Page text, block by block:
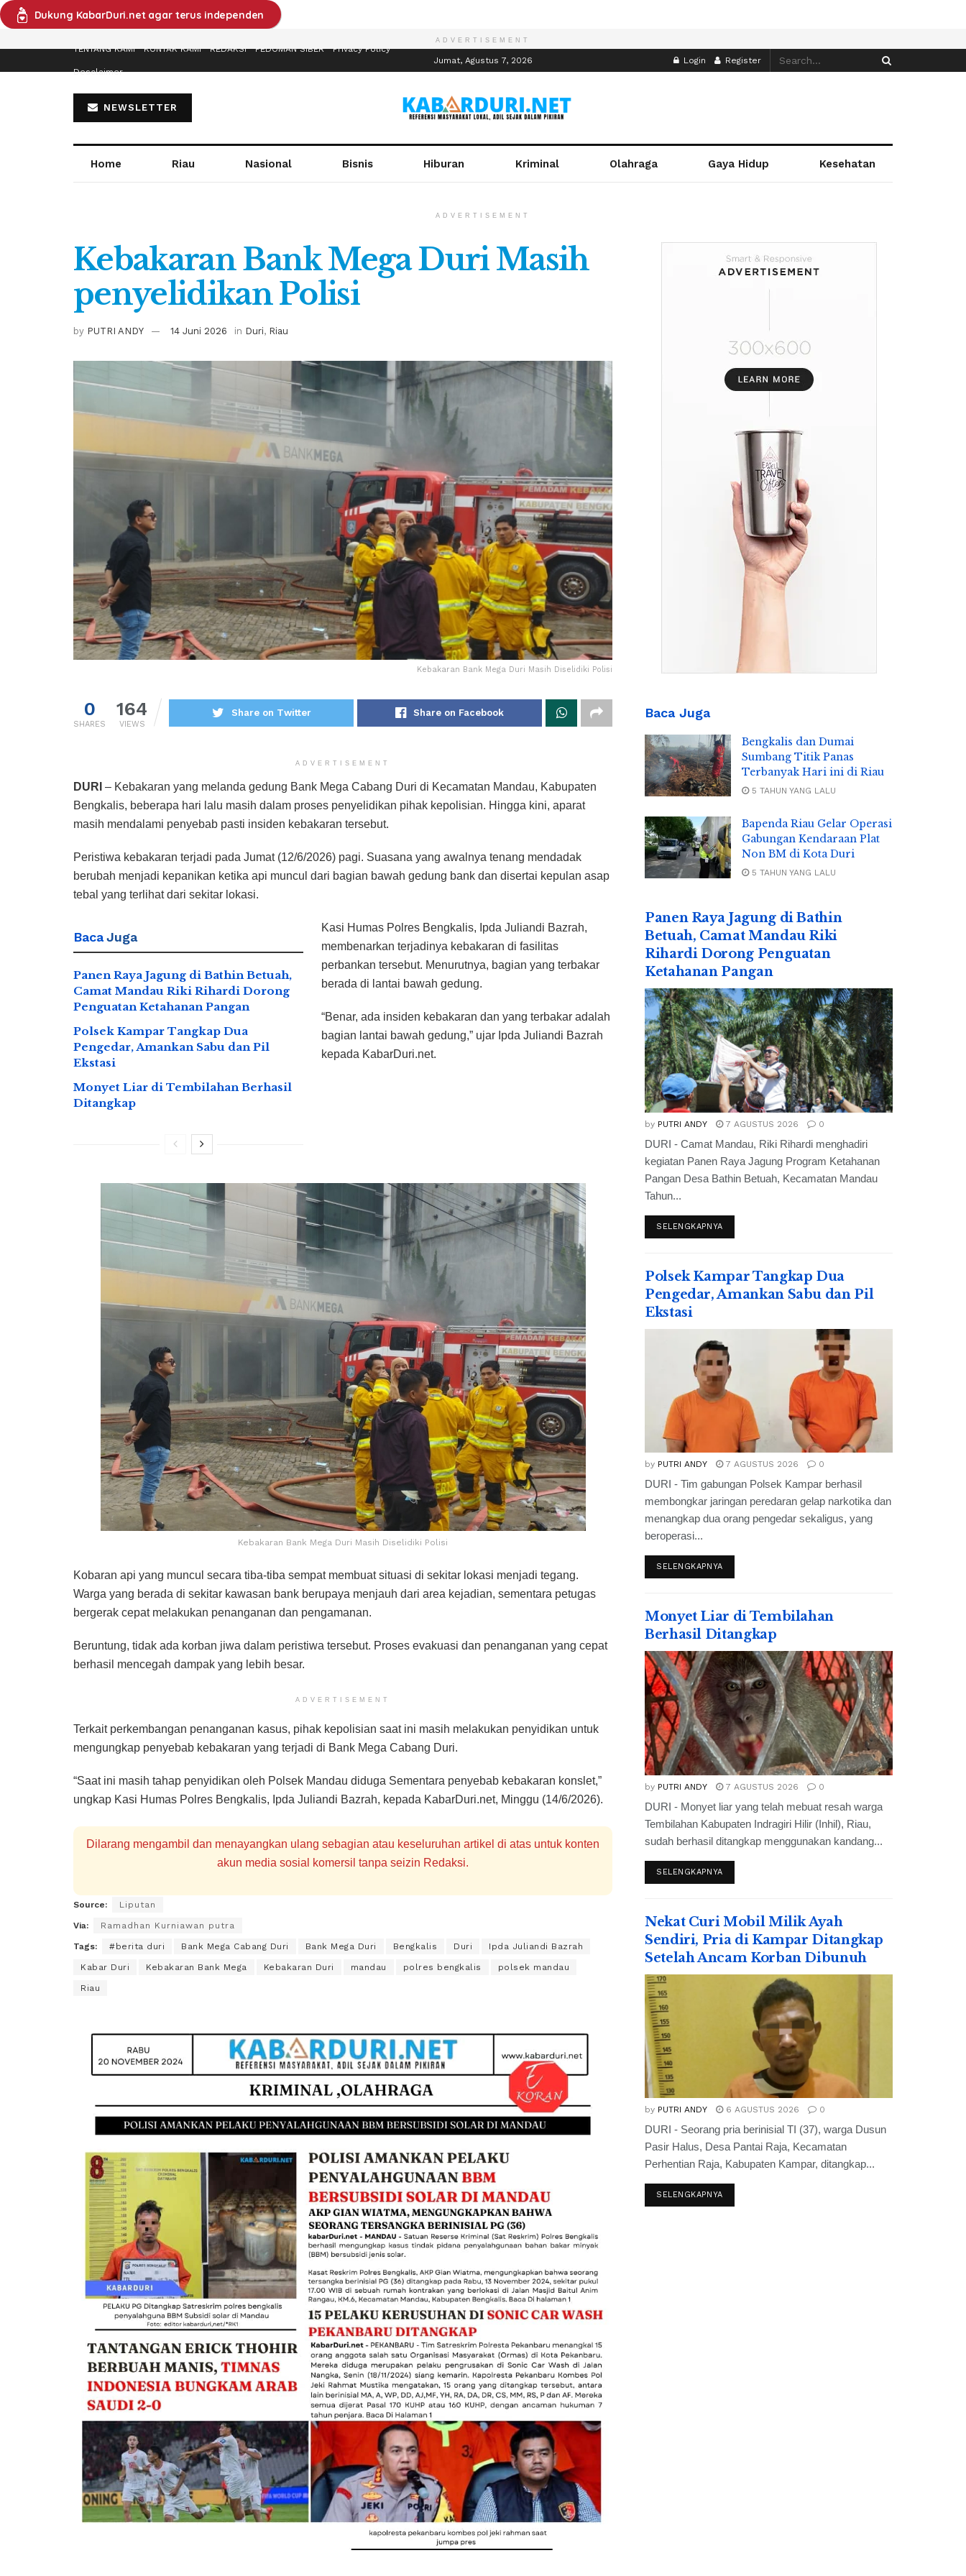
Dukung KabarDuri.net agar terus independen
ADVERTISEMENT
TENTANG KAMI KONTAK KAMI REDAKSI PEDOMAN SIBER Privacy Policy
Desclaimer
Jumat, Agustus 7, 2026 Login Register
NEWSLETTER
Home Riau Nasional Bisnis Hiburan Kriminal Olahraga Gaya Hidup Kesehatan
ADVERTISEMENT
Kebakaran Bank Mega Duri Masih
penyelidikan Polisi
by PUTRI ANDY 14 Juni 2026 in Duri, Riau
Kebakaran Bank Mega Duri Masih Diselidiki Polisi
0
SHARES
164
VIEWS
Share on Twitter Share on Facebook
ADVERTISEMENT
DURI – Kebakaran yang melanda gedung Bank Mega Cabang Duri di Kecamatan Mandau, Kabupaten
Bengkalis, beberapa hari lalu masih dalam proses penyelidikan pihak kepolisian. Hingga kini, aparat
masih mendalami penyebab pasti insiden kebakaran tersebut.
Peristiwa kebakaran terjadi pada Jumat (12/6/2026) pagi. Suasana yang awalnya tenang mendadak
berubah menjadi kepanikan ketika api muncul dari bagian bawah gedung bank dan disertai kepulan asap
tebal yang terlihat dari sekitar lokasi.
BacaJuga
Panen Raya Jagung di Bathin Betuah,
Camat Mandau Riki Rihardi Dorong
Penguatan Ketahanan Pangan
Polsek Kampar Tangkap Dua
Pengedar, Amankan Sabu dan Pil
Ekstasi
Monyet Liar di Tembilahan Berhasil
Ditangkap
Kasi Humas Polres Bengkalis, Ipda Juliandi Bazrah,
membenarkan terjadinya kebakaran di fasilitas
perbankan tersebut. Menurutnya, bagian yang terbakar
berada di lantai bawah gedung.
“Benar, ada insiden kebakaran dan yang terbakar adalah
bagian lantai bawah gedung,” ujar Ipda Juliandi Bazrah
kepada KabarDuri.net.
Kebakaran Bank Mega Duri Masih Diselidiki Polisi
Kobaran api yang muncul secara tiba-tiba sempat membuat situasi di sekitar lokasi menjadi tegang.
Warga yang berada di sekitar kawasan bank berupaya menjauh dari area kejadian, sementara petugas
bergerak cepat melakukan penanganan dan pengamanan.
Beruntung, tidak ada korban jiwa dalam peristiwa tersebut. Proses evakuasi dan penanganan yang cepat
berhasil mencegah dampak yang lebih besar.
ADVERTISEMENT
Terkait perkembangan penanganan kasus, pihak kepolisian saat ini masih melakukan penyidikan untuk
mengungkap penyebab kebakaran yang terjadi di Bank Mega Cabang Duri.
“Saat ini masih tahap penyidikan oleh Polsek Mandau diduga Sementara penyebab kebakaran konslet,”
ungkap Kasi Humas Polres Bengkalis, Ipda Juliandi Bazrah, kepada KabarDuri.net, Minggu (14/6/2026).
Dilarang mengambil dan menayangkan ulang sebagian atau keseluruhan artikel di atas untuk konten
akun media sosial komersil tanpa seizin Redaksi.
Source: Liputan
Via: Ramadhan Kurniawan putra
Tags: #berita duri Bank Mega Cabang Duri Bank Mega Duri Bengkalis Duri Ipda Juliandi Bazrah
Kabar Duri Kebakaran Bank Mega Kebakaran Duri mandau polres bengkalis polsek mandau
Riau
Baca Juga
Bengkalis dan Dumai
Sumbang Titik Panas
Terbanyak Hari ini di Riau
5 TAHUN YANG LALU
Bapenda Riau Gelar Operasi
Gabungan Kendaraan Plat
Non BM di Kota Duri
5 TAHUN YANG LALU
Panen Raya Jagung di Bathin
Betuah, Camat Mandau Riki
Rihardi Dorong Penguatan
Ketahanan Pangan
by PUTRI ANDY 7 AGUSTUS 2026 0
DURI - Camat Mandau, Riki Rihardi menghadiri
kegiatan Panen Raya Jagung Program Ketahanan
Pangan Desa Bathin Betuah, Kecamatan Mandau
Tahun...
SELENGKAPNYA
Polsek Kampar Tangkap Dua
Pengedar, Amankan Sabu dan Pil
Ekstasi
by PUTRI ANDY 7 AGUSTUS 2026 0
DURI - Tim gabungan Polsek Kampar berhasil
membongkar jaringan peredaran gelap narkotika dan
menangkap dua orang pengedar sekaligus, yang
beroperasi...
SELENGKAPNYA
Monyet Liar di Tembilahan
Berhasil Ditangkap
by PUTRI ANDY 7 AGUSTUS 2026 0
DURI - Monyet liar yang telah mebuat resah warga
Tembilahan Kabupaten Indragiri Hilir (Inhil), Riau,
sudah berhasil ditangkap menggunakan kandang...
SELENGKAPNYA
Nekat Curi Mobil Milik Ayah
Sendiri, Pria di Kampar Ditangkap
Setelah Ancam Korban Dibunuh
by PUTRI ANDY 6 AGUSTUS 2026 0
DURI - Seorang pria berinisial TI (37), warga Dusun
Pasir Halus, Desa Pantai Raja, Kecamatan
Perhentian Raja, Kabupaten Kampar, ditangkap...
SELENGKAPNYA